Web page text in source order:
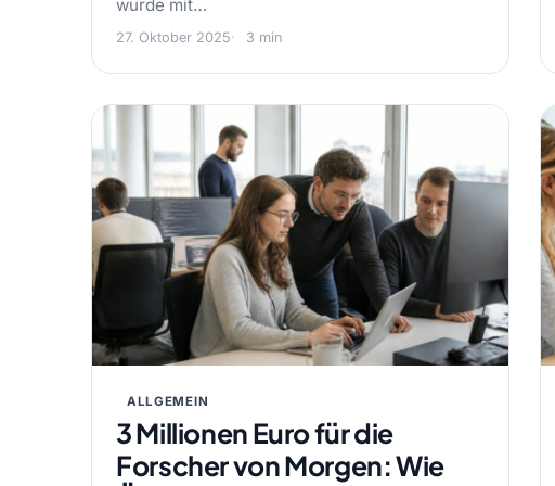
wurde mit…
27. Oktober 2025 3 min
ALLGEMEIN
3 Millionen Euro für die
Forscher von Morgen: Wie